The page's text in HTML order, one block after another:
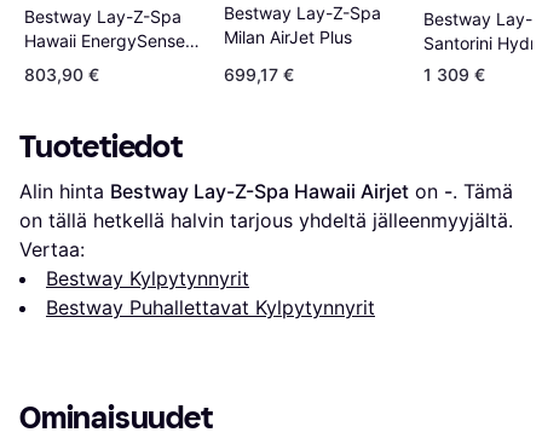
Bestway Lay-Z-Spa
Hawaii EnergySense
AirJet 6 Blue
1.80mx1.80mx71cm
803,90 €
Bestway Lay-Z-Spa
Milan AirJet Plus
699,17 €
Bestway Lay-
Santorini
1 309 €
Tuotetiedot
Alin hinta Bestway Lay-Z-Spa Hawaii Airjet on -. Tämä
on tällä hetkellä halvin tarjous yhdeltä jälleenmyyjältä.
Vertaa:
Bestway Kylpytynnyrit
Bestway Puhallettavat Kylpytynnyrit
Ominaisuudet